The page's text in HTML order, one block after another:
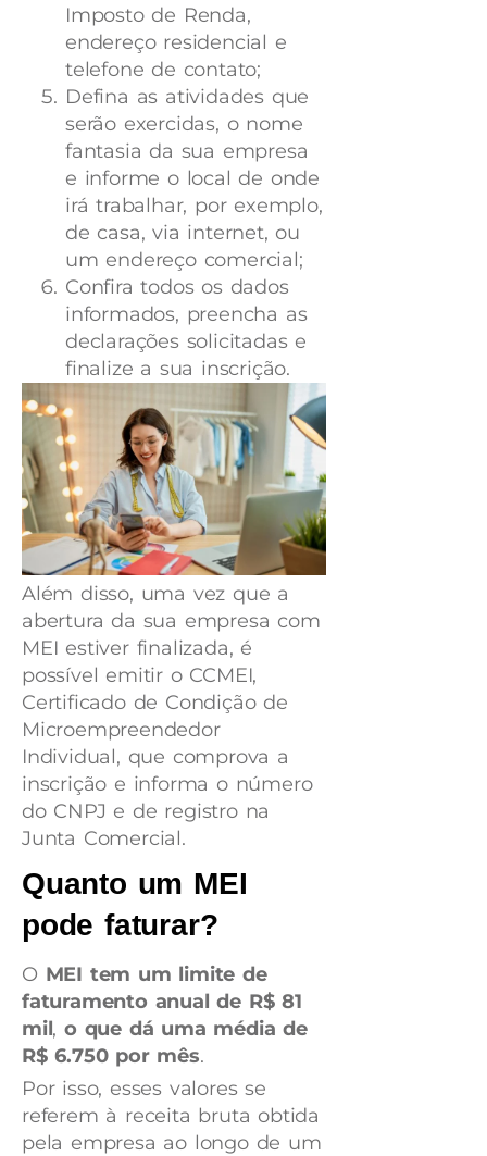
Imposto de Renda,
endereço residencial e
telefone de contato;
Defina as atividades que
serão exercidas, o nome
fantasia da sua empresa
e informe o local de onde
irá trabalhar, por exemplo,
de casa, via internet, ou
um endereço comercial;
Confira todos os dados
informados, preencha as
declarações solicitadas e
finalize a sua inscrição.
Além disso, uma vez que a
abertura da sua empresa com
MEI estiver finalizada, é
possível emitir o CCMEI,
Certificado de Condição de
Microempreendedor
Individual, que comprova a
inscrição e informa o número
do CNPJ e de registro na
Junta Comercial.
Quanto um MEI
pode faturar?
O MEI tem um limite de
faturamento anual de R$ 81
mil,o que dá uma média de
R$ 6.750 por mês.
Por isso, esses valores se
referem à receita bruta obtida
pela empresa ao longo de um